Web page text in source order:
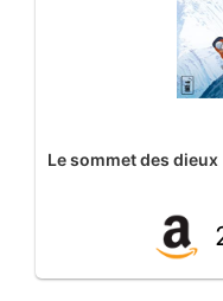
Le sommet des dieux